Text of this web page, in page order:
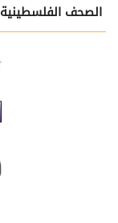
الصحف الفلسطينية